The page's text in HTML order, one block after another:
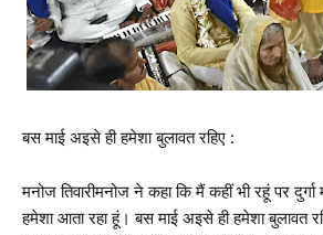
बस माई अइसे ही हमेशा बुलावत रहिए :
मनोज तिवारीमनोज ने कहा कि मैं कहीं भी रहूं पर दुर्गा
हमेशा आता रहा हूं। बस माई अइसे ही हमेशा बुलावत